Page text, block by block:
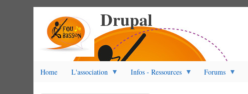
Drupal
Home L'association Infos - Ressources Forums